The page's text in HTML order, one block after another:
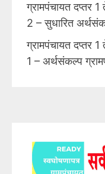
ग्रामपंचायत दप्तर
2 – सुधारित
ग्रामपंचायत दप्तर
1 – अर्थसंकल्प